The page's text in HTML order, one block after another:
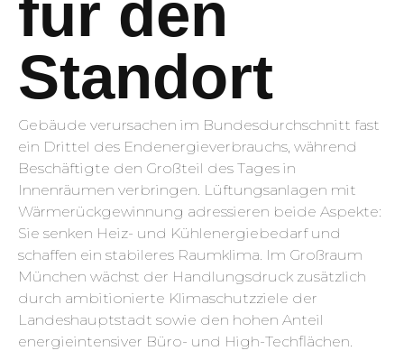
für den
Standort
Gebäude verursachen im Bundesdurchschnitt fast
ein Drittel des Endenergieverbrauchs, während
Beschäftigte den Großteil des Tages in
Innenräumen verbringen. Lüftungsanlagen mit
Wärmerückgewinnung adressieren beide Aspekte:
Sie senken Heiz- und Kühlenergiebedarf und
schaffen ein stabileres Raumklima. Im Großraum
München wächst der Handlungsdruck zusätzlich
durch ambitionierte Klimaschutzziele der
Landeshauptstadt sowie den hohen Anteil
energieintensiver Büro- und High-Techflächen.